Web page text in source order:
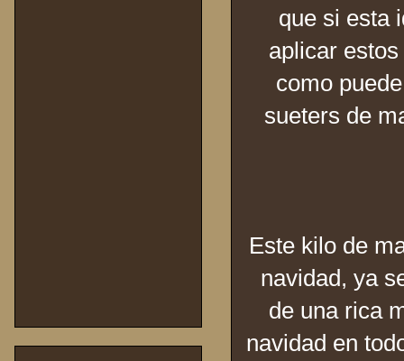
que si esta
aplicar
como
sueters de
Este kilo de
navidad, ya
de una rica
navidad en